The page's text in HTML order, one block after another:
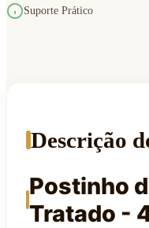
Suporte Prático
Descrição
Postinho
Tratado -